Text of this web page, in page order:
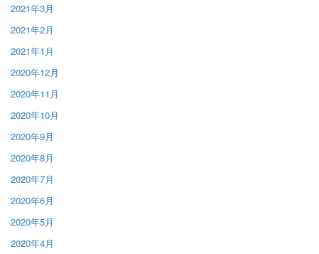
2021年3月
2021年2月
2021年1月
2020年12月
2020年11月
2020年10月
2020年9月
2020年8月
2020年7月
2020年6月
2020年5月
2020年4月